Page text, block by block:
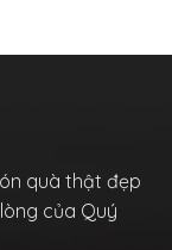
quà thật đẹp
của Quý